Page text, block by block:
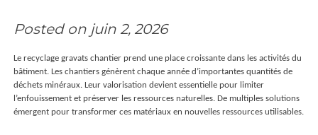
Posted on juin 2, 2026
Le recyclage gravats chantier prend une place croissante dans les activités du
bâtiment. Les chantiers génèrent chaque année d’importantes quantités de
déchets minéraux. Leur valorisation devient essentielle pour limiter
l’enfouissement et préserver les ressources naturelles. De multiples solutions
émergent pour transformer ces matériaux en nouvelles ressources utilisables.